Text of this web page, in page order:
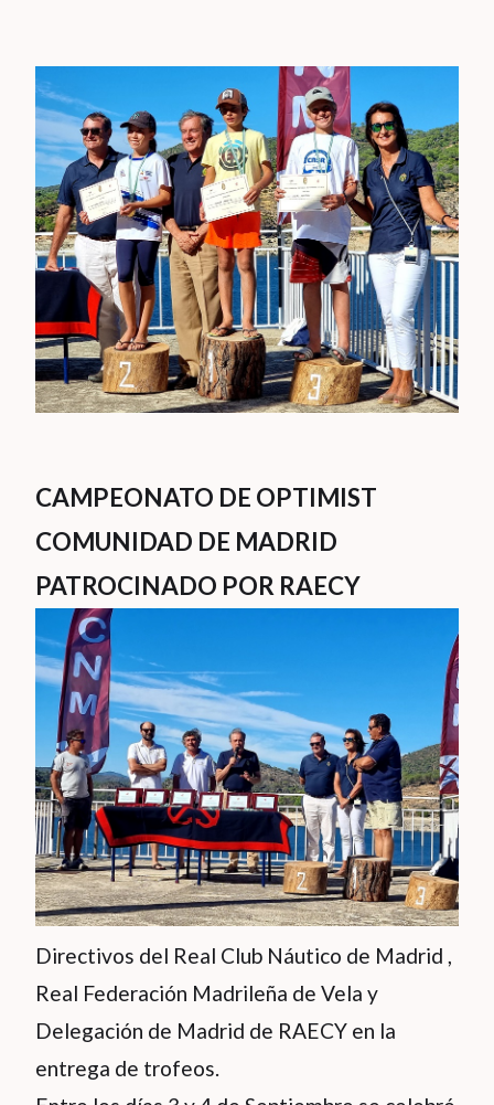
CAMPEONATO DE OPTIMIST
COMUNIDAD DE MADRID
PATROCINADO POR RAECY
Directivos del Real Club Náutico de Madrid ,
Real Federación Madrileña de Vela y
Delegación de Madrid de RAECY en la
entrega de trofeos.